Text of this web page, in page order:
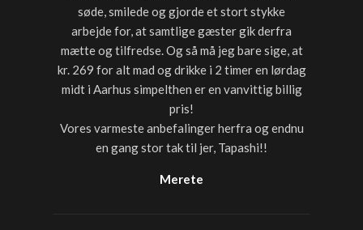
søde, smilede og gjorde et stort stykke
arbejde for, at samtlige gæster gik derfra
mætte og tilfredse. Og så må jeg bare sige, at
kr. 269 for alt mad og drikke i 2 timer en lørdag
midt i Aarhus simpelthen er en vanvittig billig
pris!
Vores varmeste anbefalinger herfra og endnu
en gang stor tak til jer, Tapashi!!
Merete